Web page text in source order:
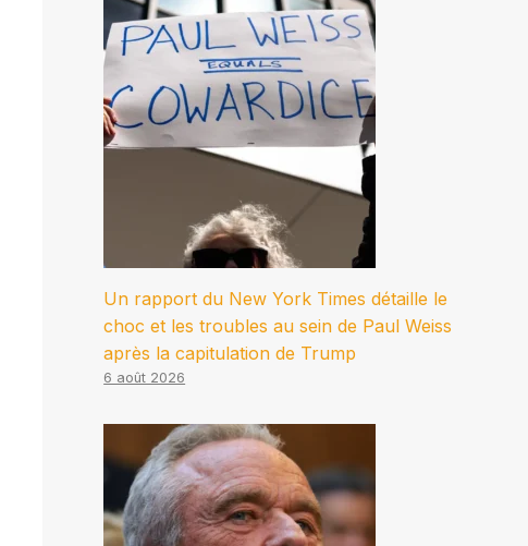
Un rapport du New York Times détaille le
choc et les troubles au sein de Paul Weiss
après la capitulation de Trump
6 août 2026